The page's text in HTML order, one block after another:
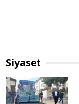
Siyaset